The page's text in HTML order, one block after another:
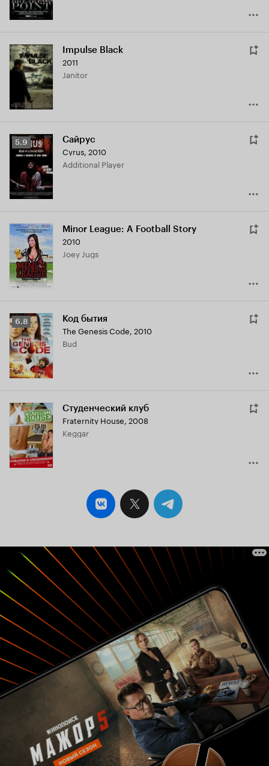
Impulse Black
2011
Janitor
Рейтинг
Кинопоиска
5.9 Сайрус
Cyrus, 2010
Additional Player
Minor League: A Football Story
2010
Joey Jugs
Рейтинг
Кинопоиска
6.8
6.8 Код бытия
The Genesis Code, 2010
Bud
Студенческий клуб
Fraternity House, 2008
Keggar